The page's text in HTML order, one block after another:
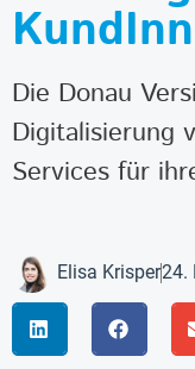
Die Donau
Digitalisierung
Services für
Elisa Krisper24.